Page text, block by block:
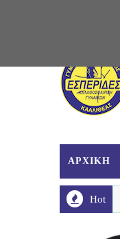
ΑΡΧΙΚΗ
Hot